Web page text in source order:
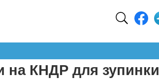
на КНДР для зупинки